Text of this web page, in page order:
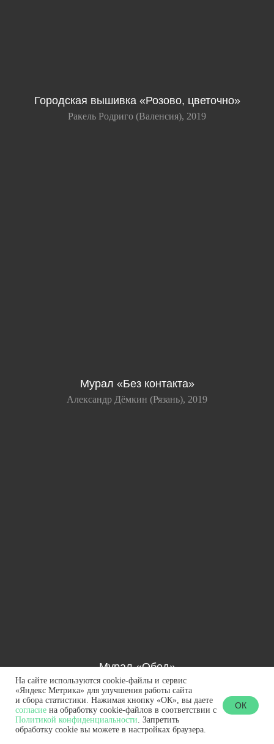
На сайте используются cookie-файлы и сервис
«Яндекс Метрика» для улучшения работы сайта
и сбора статистики. Нажимая кнопку «ОК», вы даете
согласие на обработку cookie-файлов в соответствии с
Политикой конфиденциальности. Запретить
обработку cookie вы можете в настройках браузера.
ОК
Городская вышивка «Розово, цветочно»
Ракель Родриго (Валенсия), 2019
Мурал «Без контакта»
Александр Дёмкин (Рязань), 2019
Мурал «Обед»
Димитрис Таксис (Афины), 2018